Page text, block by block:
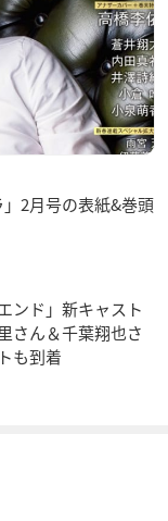
2月号の表紙&巻頭
ンド」新キャスト
さん＆千葉翔也さ
も到着